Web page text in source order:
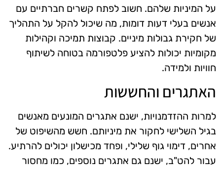
על המיניות שלהם. חשוב לפתח קשרים חברתיים עם
אנשים בעלי דעות דומות, מה שיכול להקל על התהליך
של חקירת גבולות מיניים. קבוצות תמיכה וקהילות
מקומיות יכולות להציע פלטפורמה בטוחה לשיתוף
חוויות ולמידה.
האתגרים והחששות
למרות ההזדמנויות, ישנם אתגרים המונעים מאנשים
בגיל השלישי לחקור את מיניותם. חשש מהשיפוט של
אחרים, דימוי גוף שלילי, ופחד מכישלון יכולים להרתיע.
עבור להט"ב, ישנם גם אתגרים נוספים, כמו מחסור